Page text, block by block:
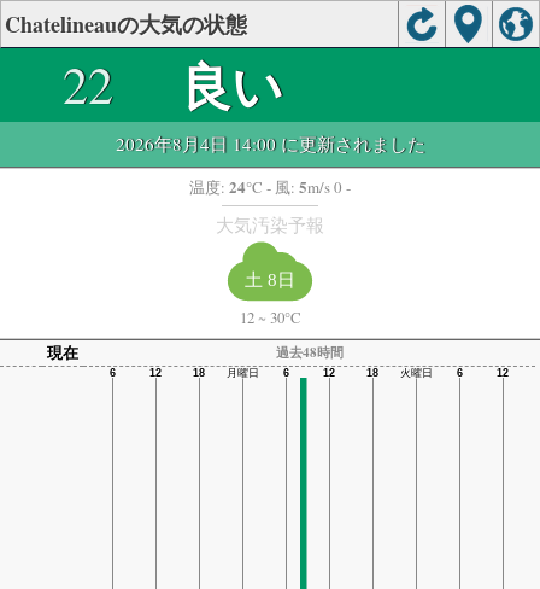
Chatelineauの大気の状態
22 良い
2026年8月4日 14:00 に更新されました
温度: 24°C - 風: 5m/s 0 -
大気汚染予報
土 8日
12 ~ 30°C
現在
過去48時間